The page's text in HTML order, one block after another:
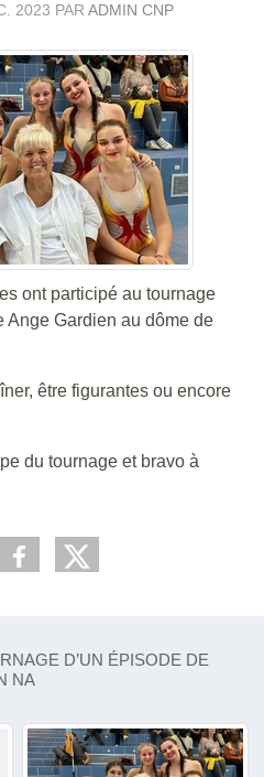
2023 PAR ADMIN CNP
ont participé au tournage
Ange Gardien au dôme de
être figurantes ou encore
du tournage et bravo à
D’UN ÉPISODE DE
NA